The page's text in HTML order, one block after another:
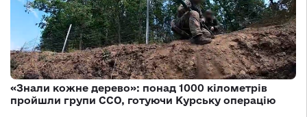
«Знали кожне дерево»: понад 1000 кілометрів
пройшли групи ССО, готуючи Курську операцію